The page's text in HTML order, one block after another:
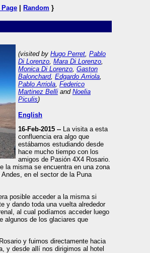
Page Random }
(visited by Hugo Perret, Pablo
Di Lorenzo, Mara Di Lorenzo,
Monica Di Lorenzo, Gaston
Balonchard, Edgardo Arriola,
Pablo Arriola, Federico
Martinez Belli and Noelia
Piculis)
English
16-Feb-2015 -- La visita a esta
confluencia era algo que
estábamos estudiando desde
hace mucho tiempo con los
amigos de Pasión 4X4 Rosario.
la misma se encuentra en una zona
en el sector de la Puna
posible acceder a la misma si
y dando toda una vuelta alrededor
al cual podíamos acceder luego
algunos de los glaciares que
y fuimos directamente hacia
y desde allí nos dirigimos al hotel